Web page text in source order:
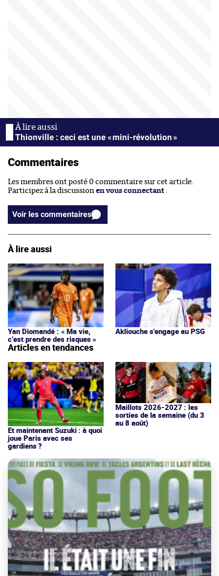
Thionville : ceci est une « mini-révolution »
Commentaires
Les membres ont posté 0 commentaire sur cet article.
Participez à la discussion en vous connectant .
Voir les commentaires
À lire aussi
Yan Diomandé : « Ma vie,
c’est prendre des risques »
Akliouche s'engage au PSG
Articles en tendances
Et maintenant Suzuki : à quoi
joue Paris avec ses
gardiens ?
Maillots 2026-2027 : les
sorties de la semaine (du 3
au 8 août)